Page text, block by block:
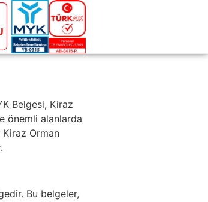
Belgesi, Kiraz
önemli alanlarda
Orman
Bu belgeler,